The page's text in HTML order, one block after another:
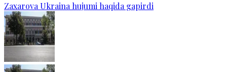
Zaxarova Ukraina hujumi haqida gapirdi